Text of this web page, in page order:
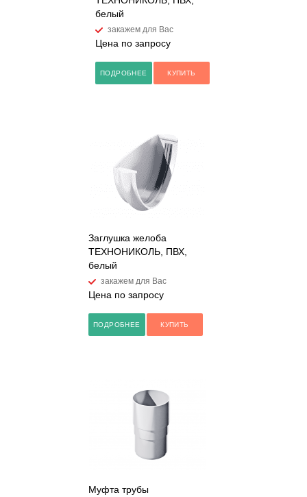
белый
закажем для Вас
Цена по запросу
ПОДРОБНЕЕ КУПИТЬ
Заглушка желоба
ТЕХНОНИКОЛЬ, ПВХ,
белый
закажем для Вас
Цена по запросу
ПОДРОБНЕЕ КУПИТЬ
Муфта трубы